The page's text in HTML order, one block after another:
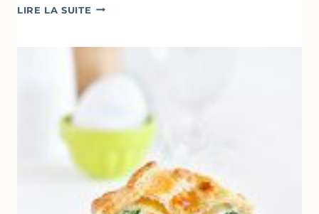
LIRE LA SUITE CRÈMES
FRAISE
YAOURT
GREC